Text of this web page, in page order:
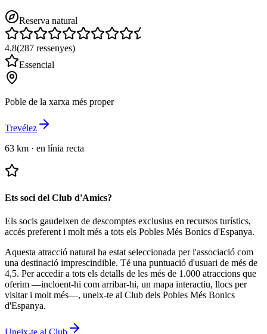
Reserva natural
4.8(287 ressenyes)
Essencial
Poble de la xarxa més proper
Trevélez
63 km · en línia recta
Ets soci del Club d'Amics?
Els socis gaudeixen de descomptes exclusius en recursos turístics,
accés preferent i molt més a tots els Pobles Més Bonics d'Espanya.
Aquesta atracció natural ha estat seleccionada per l'associació com
una destinació imprescindible. Té una puntuació d'usuari de més de
4,5. Per accedir a tots els detalls de les més de 1.000 atraccions que
oferim —incloent-hi com arribar-hi, un mapa interactiu, llocs per
visitar i molt més—, uneix-te al Club dels Pobles Més Bonics
d'Espanya.